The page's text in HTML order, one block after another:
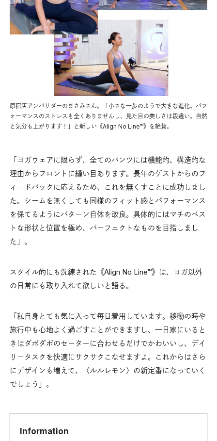
原宿店アンバサダーのまさみさん。「小さな一歩のようで大きな進化。パフ
ォーマンスのストレスも全くありませんし、見た目の美しさは段違い。自然
と気分も上がります！」と新しい《Align No Line™︎》を絶賛。
「ヨガウェアに限らず、全てのパンツには機能的、構造的な
理由からフロントに縫い目あります。長年のゲストからのフ
ィードバックに応えるため、これを無くすことに成功しまし
た。シームを無くしても同様のフィット感とパフォーマンス
を保てるようにパターン自体を改良。具体的にはマチのベス
トな形状と位置を極め、パーフェクトなものを目指しまし
た」。
スタイル的にも洗練された《Align No Line™︎》は、ヨガ以外
の日常にも取り入れて欲しいと語る。
「私自身とても気に入って毎日着用しています。移動の時や
旅行中も心地よく過ごすことができますし、一日家にいると
きはダボダボのセーターに合わせるだけでかわいいし、デイ
リータスクを快適にサクサクこなせますよ。これからはさら
にデザインも増えて、〈ルルレモン〉の新定番になっていく
でしょう」。
Information